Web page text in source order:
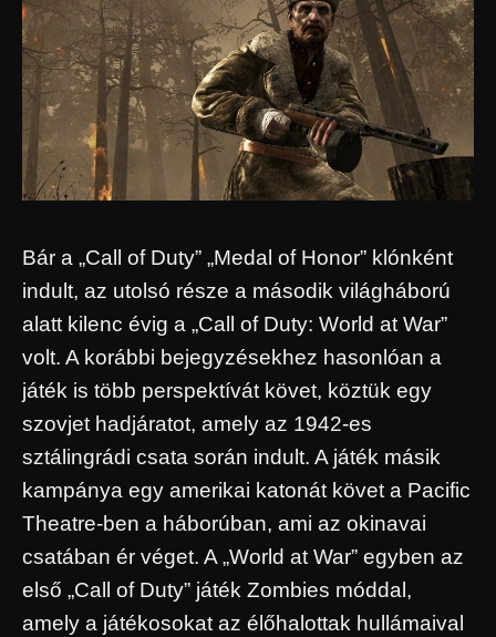
Bár a „Call of Duty” „Medal of Honor” klónként
indult, az utolsó része a második világháború
alatt kilenc évig a „Call of Duty: World at War”
volt. A korábbi bejegyzésekhez hasonlóan a
játék is több perspektívát követ, köztük egy
szovjet hadjáratot, amely az 1942-es
sztálingrádi csata során indult. A játék másik
kampánya egy amerikai katonát követ a Pacific
Theatre-ben a háborúban, ami az okinavai
csatában ér véget. A „World at War” egyben az
első „Call of Duty” játék Zombies móddal,
amely a játékosokat az élőhalottak hullámaival